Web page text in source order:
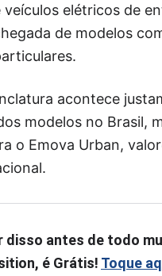
elétricos de
de modelos
acontece
modelos no Brasil,
o Emova Urban,
disso antes de todo
é Grátis! Toque